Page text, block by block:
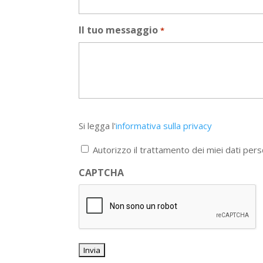
Il tuo messaggio *
legga
l'informativa
privacy
*
Si legga l'informativa sulla privacy
Autorizzo il trattamento dei miei dati
CAPTCHA